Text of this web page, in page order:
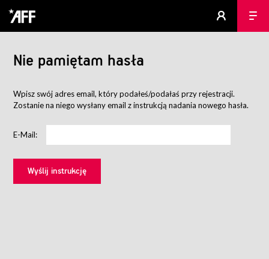
Nie pamiętam hasła
Wpisz swój adres email, który podałeś/podałaś przy rejestracji.
Zostanie na niego wysłany email z instrukcją nadania nowego hasła.
E-Mail: